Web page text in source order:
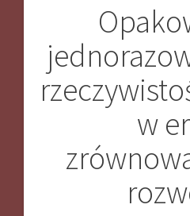
w
Nawigacja
wpisu